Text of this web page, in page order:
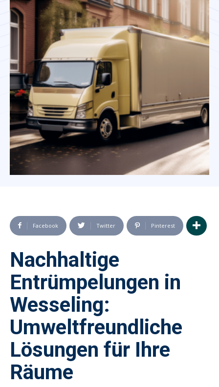
Facebook Twitter Pinterest
Nachhaltige
Entrümpelungen in
Wesseling:
Umweltfreundliche
Lösungen für Ihre
Räume